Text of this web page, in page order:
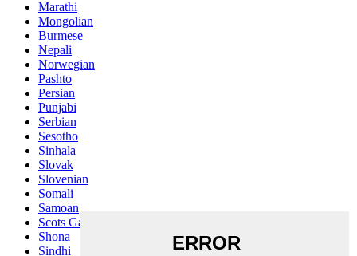
Marathi
Mongolian
Burmese
Nepali
Norwegian
Pashto
Persian
Punjabi
Serbian
Sesotho
Sinhala
Slovak
Slovenian
Somali
Samoan
Scots Gaelic
Shona
Sindhi